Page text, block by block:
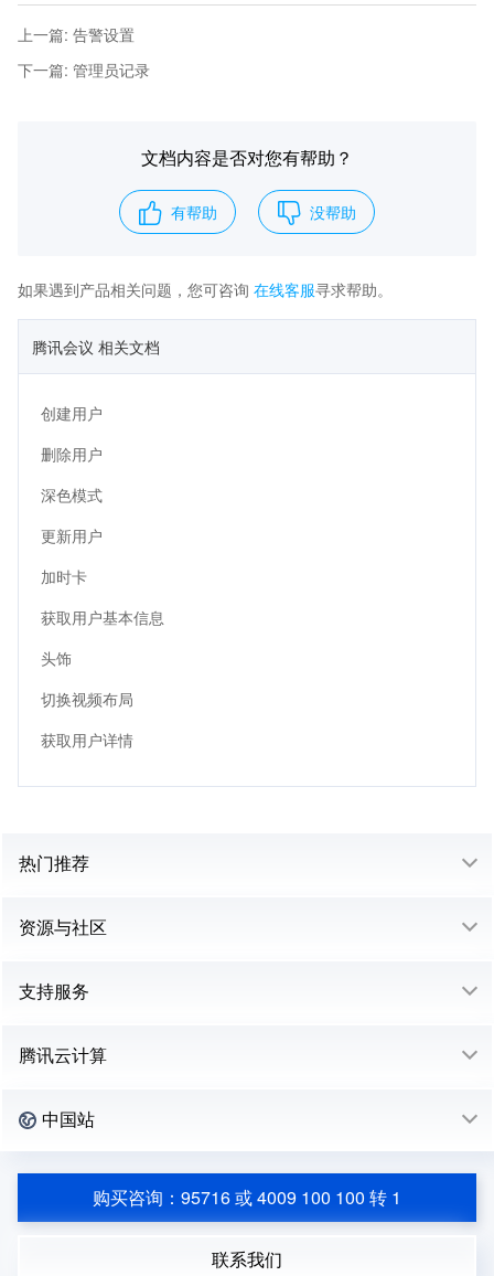
上一篇: 告警设置
下一篇: 管理员记录
文档内容是否对您有帮助？
有帮助 没帮助
如果遇到产品相关问题，您可咨询 在线客服寻求帮助。
腾讯会议 相关文档
创建用户
删除用户
深色模式
更新用户
加时卡
获取用户基本信息
头饰
切换视频布局
获取用户详情
热门推荐
资源与社区
支持服务
腾讯云计算
中国站
购买咨询：95716 或 4009 100 100 转 1
联系我们